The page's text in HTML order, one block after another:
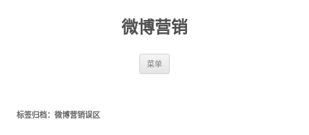
微博营销
菜单
标签归档： 微博营销误区